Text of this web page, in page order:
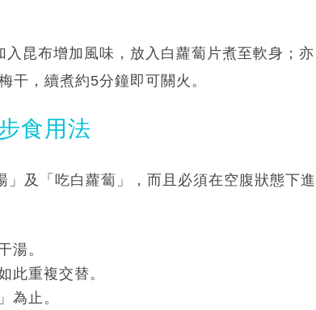
昆布增加風味，放入白蘿蔔片煮至軟身；亦
干，續煮約5分鐘即可關火。
食用法
及「吃白蘿蔔」，而且必須在空腹狀態下進
湯。
此重複交替。
為止。